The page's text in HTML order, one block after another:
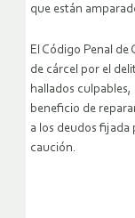
que están
El Código Penal de
de cárcel por el
hallados
beneficio de
a los deudos fijada
caución.